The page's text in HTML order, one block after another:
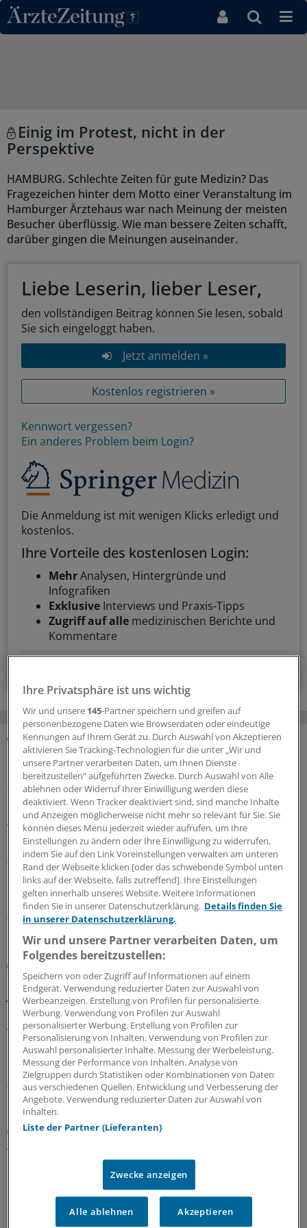
Direkt zum Inhaltsbereich
Einig im Protest, nicht in der
Perspektive
HAMBURG. Schlechte Zeiten für gute Medizin? Das
Fragezeichen hinter dem Motto einer Veranstaltung im
Hamburger Ärztehaus war nach Meinung der meisten
Besucher überflüssig. Wie man bessere Zeiten schafft,
darüber gingen die Meinungen auseinander.
Liebe Leserin, lieber Leser,
den vollständigen Beitrag können Sie lesen, sobald
Sie sich eingeloggt haben.
Jetzt anmelden »
Kostenlos registrieren »
Kennwort vergessen?
Ein anderes Problem beim Login?
Die Anmeldung ist mit wenigen Klicks erledigt und
kostenlos.
Ihre Vorteile des kostenlosen Login:
MehrAnalysen, Hintergründe und
Infografiken
Exklusive Interviews und Praxis-Tipps
Zugriff auf alle medizinischen Berichte und
Kommentare
MEHR ZUM THEMA
Sparpaket sorgt für Unsicherheit
Praxisbesonderheiten in Zeiten des GKV-
Spargesetzes: Klarheit soll es in der kommenden
Woche geben
Ein Passus des Beitragssatzstabilisierungsgesetz sorgt
für Unruhe unter Ärztinnen und Ärzten. Stehen die
Praxisbesonderheiten auf der Kippe? Oder eher doch
nicht? Kassenärzte und Krankenkassen verhandeln.
06.08.2026
GKV-Spargesetz
Sparliste der KBV: So hoch könnten die Verluste
jeder Praxis sein
Die Kassenärztliche Bundesvereinigung hat eine Liste
vorgelegt, in der sie die möglichen finanziellen Folgen
des GKV-Spargesetzes pro Ärztin bzw. Arzt auflistet. Die
Unterschiede zwischen Haus- und Fachärzten sind groß.
05.08.2026
Zentrale Änderungen im Überblick
Aktualisierter GOÄ-Entwurf: Neue Leistungen,
Umbewertungen und Bürokratieabbau
Bundesärztekammer und PKV-Verband haben dem
Bundesgesundheitsministerium den Entwurf einer
GOÄneu vorgelegt. Er nimmt innovative medizinische
Ihre Privatsphäre ist uns wichtig
Wir und unsere 145-Partner speichern und greifen auf
personenbezogene Daten wie Browserdaten oder eindeutige
Kennungen auf Ihrem Gerät zu. Durch Auswahl von Akzeptieren
aktivieren Sie Tracking-Technologien für die unter „Wir und
unsere Partner verarbeiten Daten, um Ihnen Dienste
bereitzustellen“ aufgeführten Zwecke. Durch Auswahl von Alle
ablehnen oder Widerruf Ihrer Einwilligung werden diese
deaktiviert. Wenn Tracker deaktiviert sind, sind manche Inhalte
und Anzeigen möglicherweise nicht mehr so relevant für Sie. Sie
können dieses Menü jederzeit wieder aufrufen, um Ihre
Einstellungen zu ändern oder Ihre Einwilligung zu widerrufen,
indem Sie auf den Link Voreinstellungen verwalten am unteren
Rand der Webseite klicken [oder das schwebende Symbol unten
links auf der Webseite, falls zutreffend]. Ihre Einstellungen
gelten innerhalb unseres Website. Weitere Informationen
finden Sie in unserer Datenschutzerklärung. Details finden Sie
in unserer Datenschutzerklärung.
Wir und unsere Partner verarbeiten Daten, um
Folgendes bereitzustellen:
Speichern von oder Zugriff auf Informationen auf einem
Endgerät. Verwendung reduzierter Daten zur Auswahl von
Werbeanzeigen. Erstellung von Profilen für personalisierte
Werbung. Verwendung von Profilen zur Auswahl
personalisierter Werbung. Erstellung von Profilen zur
Personalisierung von Inhalten. Verwendung von Profilen zur
Auswahl personalisierter Inhalte. Messung der Werbeleistung.
Messung der Performance von Inhalten. Analyse von
Zielgruppen durch Statistiken oder Kombinationen von Daten
aus verschiedenen Quellen. Entwicklung und Verbesserung der
Angebote. Verwendung reduzierter Daten zur Auswahl von
Inhalten.
Liste der Partner (Lieferanten)
Zwecke anzeigen
Alle ablehnen Akzeptieren